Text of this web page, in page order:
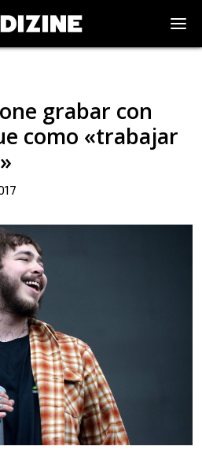
grabar con
como «trabajar